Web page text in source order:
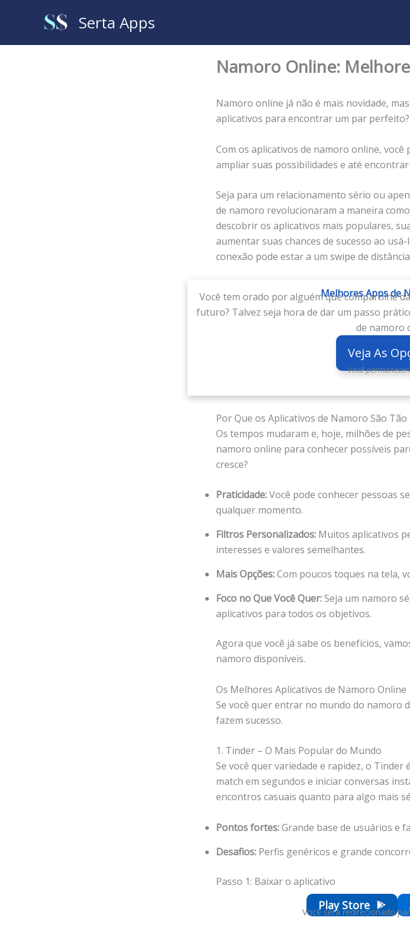
Serta Apps
Namoro Online:
Namoro online já não é mais novidade,
aplicativos para encontrar um par perfeito?
Com os aplicativos de namoro online, você
ampliar suas possibilidades e até
Seja para um relacionamento sério ou
de namoro revolucionaram a maneira
descobrir os aplicativos mais populares,
aumentar suas chances de sucesso ao
conexão pode estar a um swipe de
Melhores Apps de
Você tem orado por alguém que compartilhe
futuro? Talvez seja hora de dar um passo
de namoro
Veja As
Você
Por Que os Aplicativos de Namoro São Tão
Os tempos mudaram e, hoje, milhões de
namoro online para conhecer possíveis
cresce?
Praticidade:Você pode conhecer pessoas
qualquer momento.
Filtros Personalizados: Muitos aplicativos
interesses e valores semelhantes.
Mais Opções:Com poucos toques na tela,
Foco no Que Você Quer:Seja um namoro
aplicativos para todos os objetivos.
Agora que você já sabe os benefícios,
namoro disponíveis.
Os Melhores Aplicativos de Namoro Online
Se você quer entrar no mundo do namoro
fazem sucesso.
1. Tinder – O Mais Popular do Mundo
Se você quer variedade e rapidez, o Tinder
match em segundos e iniciar conversas
encontros casuais quanto para algo mais
Pontos fortes:Grande base de usuários e
Desafios: Perfis genéricos e grande
Passo 1: Baixar o aplicativo
Play Store
Você será redirecionado